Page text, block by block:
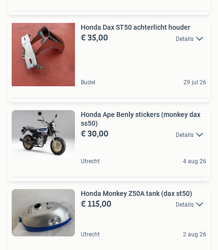
Honda Dax ST50 achterlicht houder
€ 35,00 Details
Budel 29 jul 26
Honda Ape Benly stickers (monkey dax
ss50)
€ 30,00 Details
Utrecht 4 aug 26
Honda Monkey Z50A tank (dax st50)
€ 115,00 Details
Utrecht 2 aug 26